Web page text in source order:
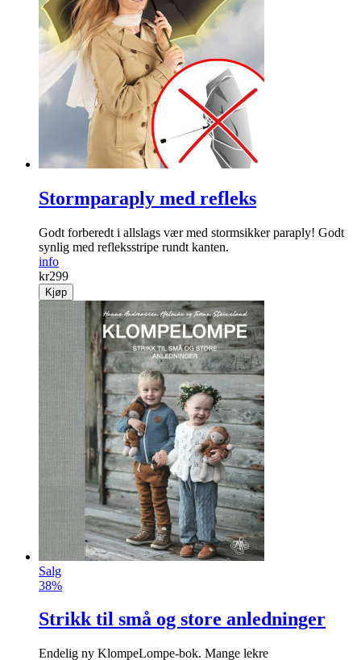
Stormparaply med refleks
Godt forberedt i allslags vær med stormsikker paraply! Godt
synlig med refleksstripe rundt kanten.
info
kr299
Kjøp
Salg
38%
Strikk til små og store anledninger
Endelig ny KlompeLompe-bok. Mange lekre